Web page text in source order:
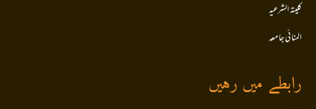
کلیتہ الشرعیہ
المنا ئی جا معہ
رابطے میں رہیں